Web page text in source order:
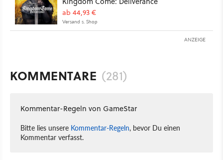
ab 44,93 €
Versand s. Shop
ANZEIGE
KOMMENTARE (281)
Kommentar-Regeln von GameStar
Bitte lies unsere Kommentar-Regeln, bevor Du einen
Kommentar verfasst.